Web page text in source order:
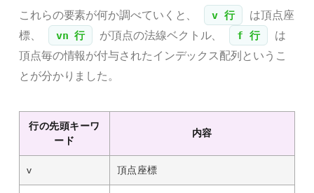
これらの要素が何か調べていくと、 v 行
は頂点座
標、
vn 行 が頂点の法線ベクトル、 f 行
は
頂点毎の情報が付与されたインデックス配列というこ
とが分かりました。
行の先頭キーワ
ード
内容
v 頂点座標